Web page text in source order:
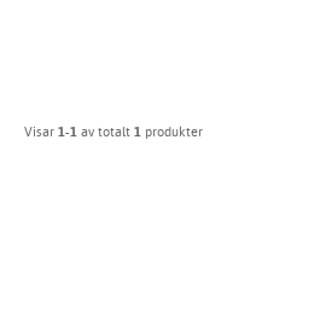
Visar1-1 av totalt1 produkter